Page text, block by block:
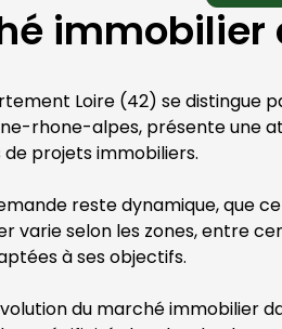
Loire (42) se distingue
rhone-alpes, présente une
projets immobiliers.
reste dynamique, que
varie selon les zones, entre
à ses objectifs.
du marché immobilier